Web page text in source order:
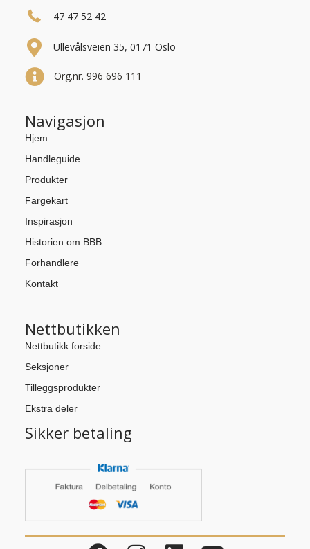
47 47 52 42
Ullevålsveien 35, 0171 Oslo
Org.nr. 996 696 111
Navigasjon
Hjem
Handleguide
Produkter
Fargekart
Inspirasjon
Historien om BBB
Forhandlere
Kontakt
Nettbutikken
Nettbutikk forside
Seksjoner
Tilleggsprodukter
Ekstra deler
Sikker betaling